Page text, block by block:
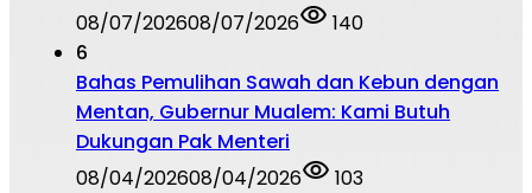
08/07/202608/07/2026
140
6
Bahas Pemulihan Sawah dan Kebun dengan
Mentan, Gubernur Mualem: Kami Butuh
Dukungan Pak Menteri
08/04/202608/04/2026
103